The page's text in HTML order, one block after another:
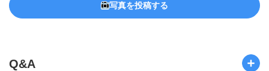
写真を投稿する
Q&A